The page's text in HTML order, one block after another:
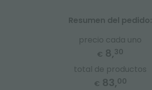
Resumen del pedido:
precio cada uno
€ 8,30
total de productos
€ 83,00